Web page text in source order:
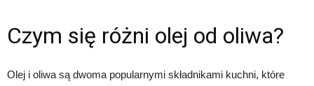
Czym się różni olej od oliwa?
Olej i oliwa są dwoma popularnymi składnikami kuchni, które